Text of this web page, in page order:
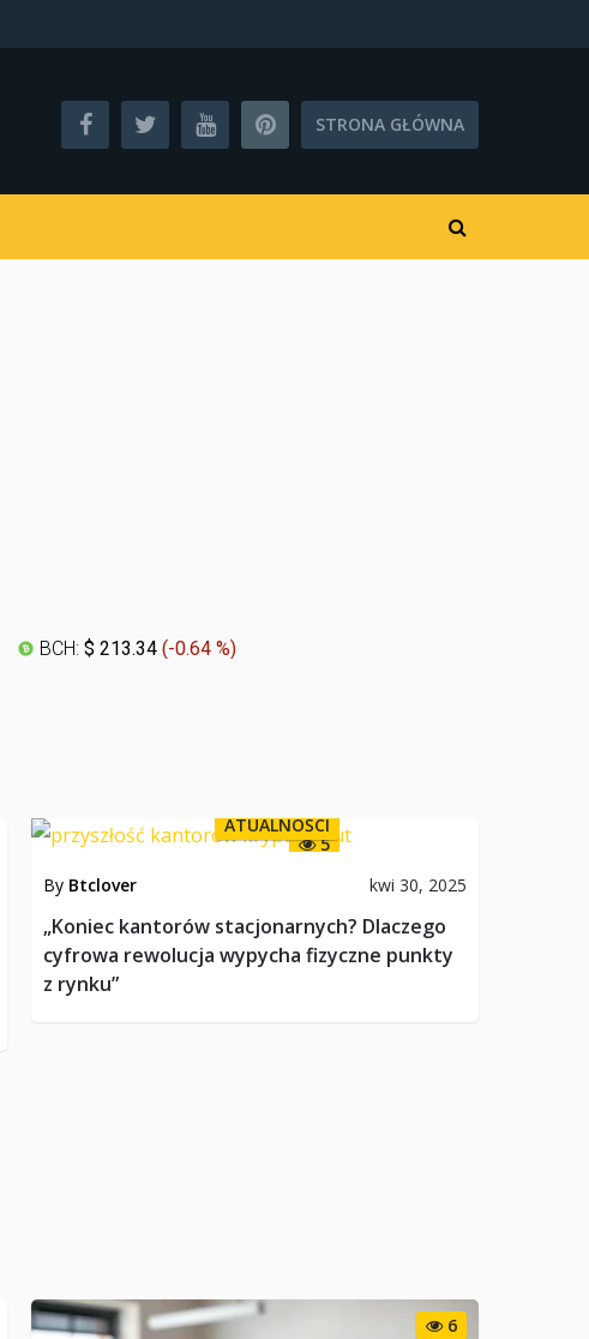
STRONA GŁÓWNA
BCH: $ 213.34 (-0.64 %)
5
ATUALNOŚCI
By Btclover kwi 30, 2025
„Koniec kantorów stacjonarnych? Dlaczego
cyfrowa rewolucja wypycha fizyczne punkty
z rynku”
6